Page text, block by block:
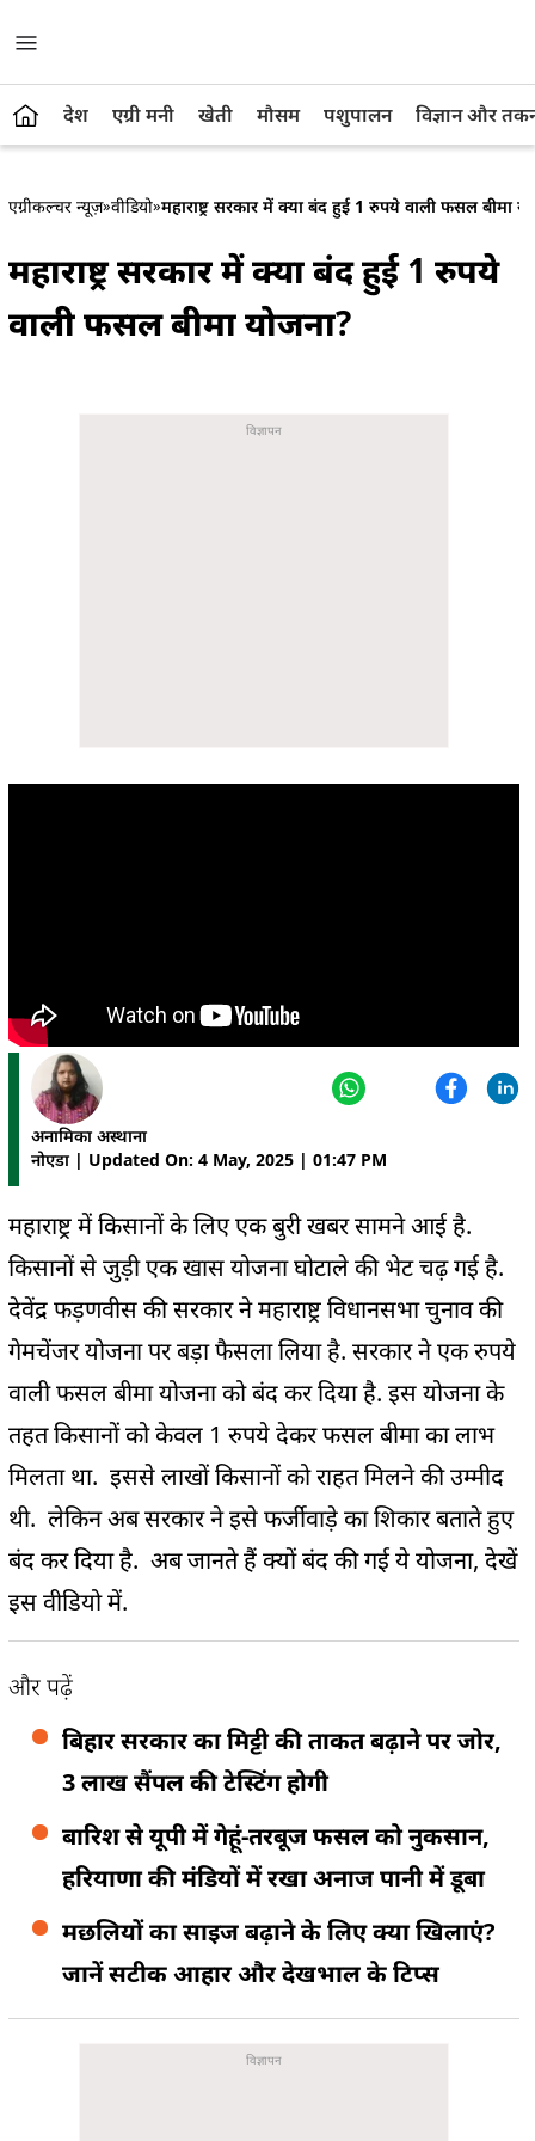
देश एग्री मनी खेती मौसम पशुपालन विज्ञान और
एग्रीकल्चर न्यूज़»वीडियो»महाराष्ट्र सरकार में क्या बंद हुई 1 रुपये वाली फसल बीमा
महाराष्ट्र सरकार में क्या बंद हुई 1 रुपये
वाली फसल बीमा योजना?
अनामिका अस्थाना
नोएडा | Updated On: 4 May, 2025 | 01:47 PM
महाराष्ट्र में किसानों के लिए एक बुरी खबर सामने आई है.
किसानों से जुड़ी एक खास योजना घोटाले की भेट चढ़ गई है.
देवेंद्र फड़णवीस की सरकार ने महाराष्ट्र विधानसभा चुनाव की
गेमचेंजर योजना पर बड़ा फैसला लिया है. सरकार ने एक रुपये
वाली फसल बीमा योजना को बंद कर दिया है. इस योजना के
तहत किसानों को केवल 1 रुपये देकर फसल बीमा का लाभ
मिलता था. इससे लाखों किसानों को राहत मिलने की उम्मीद
थी. लेकिन अब सरकार ने इसे फर्जीवाड़े का शिकार बताते हुए
बंद कर दिया है. अब जानते हैं क्यों बंद की गई ये योजना, देखें
इस वीडियो में.
और पढ़ें
बिहार सरकार का मिट्टी की ताकत बढ़ाने पर जोर,
3 लाख सैंपल की टेस्टिंग होगी
बारिश से यूपी में गेहूं-तरबूज फसल को नुकसान,
हरियाणा की मंडियों में रखा अनाज पानी में डूबा
मछलियों का साइज बढ़ाने के लिए क्या खिलाएं?
जानें सटीक आहार और देखभाल के टिप्स